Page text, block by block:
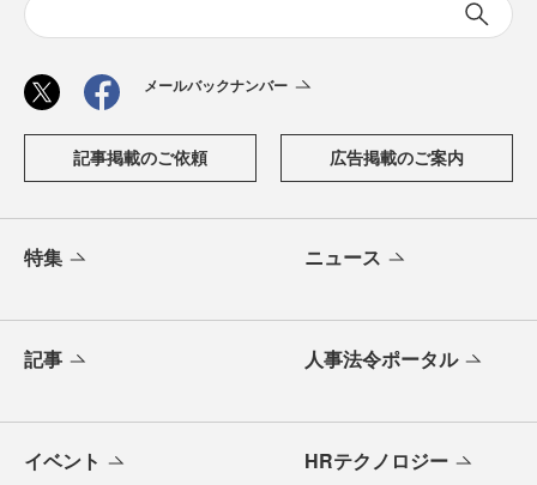
メールバックナンバー
記事掲載のご依頼 広告掲載のご案内
特集 ニュース
記事 人事法令ポータル
イベント HRテクノロジー